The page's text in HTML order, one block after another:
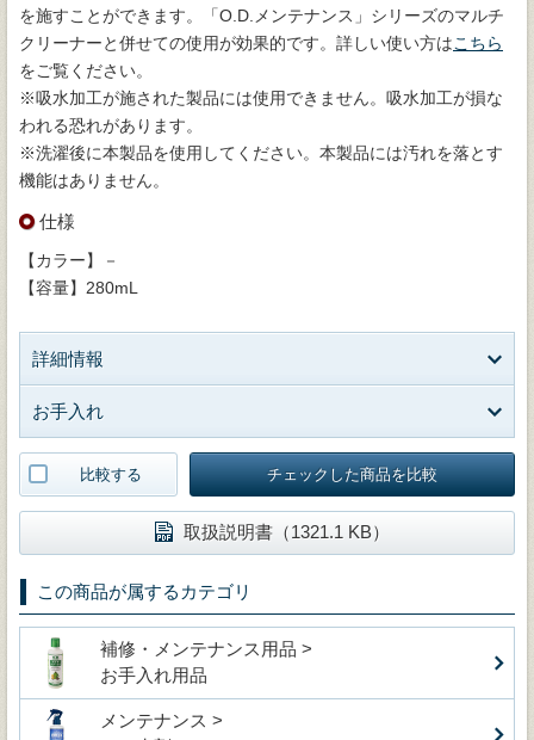
を施すことができます。「O.D.メンテナンス」シリーズのマルチ
クリーナーと併せての使用が効果的です。詳しい使い方はこちら
をご覧ください。
※吸水加工が施された製品には使用できません。吸水加工が損な
われる恐れがあります。
※洗濯後に本製品を使用してください。本製品には汚れを落とす
機能はありません。
仕様
【カラー】－
【容量】280mL
詳細情報
お手入れ
比較する チェックした商品を比較
取扱説明書（1321.1 KB）
この商品が属するカテゴリ
補修・メンテナンス用品 >
お手入れ用品
メンテナンス >